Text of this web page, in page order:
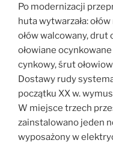
Po modernizacji
huta wytwarzała:
ołów walcowany, drut
ołowiane
cynkowy, śrut
Dostawy rudy
początku XX w.
W miejsce trzech
zainstalowano jeden
wyposażony w